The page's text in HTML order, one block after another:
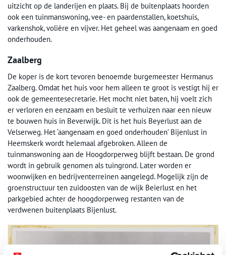
uitzicht op de landerijen en plaats. Bij de buitenplaats hoorden
ook een tuinmanswoning, vee- en paardenstallen, koetshuis,
varkenshok, volière en vijver. Het geheel was aangenaam en goed
onderhouden.
Zaalberg
De koper is de kort tevoren benoemde burgemeester Hermanus
Zaalberg. Omdat het huis voor hem alleen te groot is vestigt hij er
ook de gemeentesecretarie. Het mocht niet baten, hij voelt zich
er verloren en eenzaam en besluit te verhuizen naar een nieuw
te bouwen huis in Beverwijk. Dit is het huis Beyerlust aan de
Velserweg. Het ‘aangenaam en goed onderhouden’ Bijenlust in
Heemskerk wordt helemaal afgebroken. Alleen de
tuinmanswoning aan de Hoogdorperweg blijft bestaan. De grond
wordt in gebruik genomen als tuingrond. Later worden er
woonwijken en bedrijventerreinen aangelegd. Mogelijk zijn de
groenstructuur ten zuidoosten van de wijk Beierlust en het
parkgebied achter de hoogdorperweg restanten van de
verdwenen buitenplaats Bijenlust.